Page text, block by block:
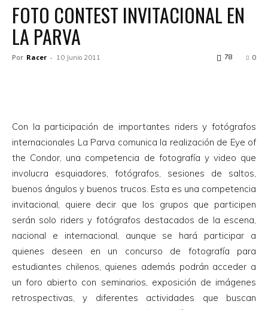
FOTO CONTEST INVITACIONAL EN
LA PARVA
Por Racer - 10 Junio 2011 0
78
Con la participación de importantes riders y fotógrafos
internacionales La Parva comunica la realización de Eye of
the Condor, una competencia de fotografía y video que
involucra esquiadores, fotógrafos, sesiones de saltos,
buenos ángulos y buenos trucos. Esta es una competencia
invitacional, quiere decir que los grupos que participen
serán solo riders y fotógrafos destacados de la escena,
nacional e internacional, aunque se hará participar a
quienes deseen en un concurso de fotografía para
estudiantes chilenos, quienes además podrán acceder a
un foro abierto con seminarios, exposición de imágenes
retrospectivas, y diferentes actividades que buscan